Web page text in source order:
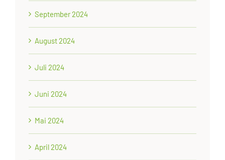
September 2024
August 2024
Juli 2024
Juni 2024
Mai 2024
April 2024